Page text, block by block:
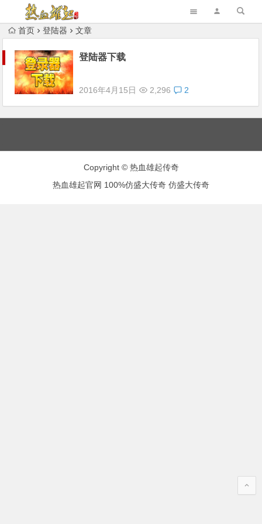
首页 登陆器 文章
登陆器下载
2016年4月15日 2,296 2
Copyright © 热血雄起传奇
热血雄起官网 100%仿盛大传奇 仿盛大传奇